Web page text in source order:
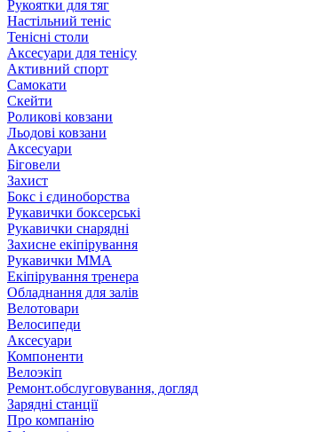
Рукоятки для тяг
Настільний теніс
Тенісні столи
Аксесуари для тенісу
Активний спорт
Самокати
Скейти
Роликові ковзани
Льодові ковзани
Аксесуари
Біговели
Захист
Бокс і єдиноборства
Рукавички боксерські
Рукавички снарядні
Захисне екіпірування
Рукавички ММА
Екіпірування тренера
Обладнання для залів
Велотовари
Велосипеди
Аксесуари
Компоненти
Велоэкіп
Ремонт.обслуговування, догляд
Зарядні станції
Про компанію